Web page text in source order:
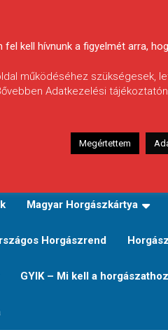
Magyar Horgászkártya
Horgászrend
GYIK – Mi kell a
kell hívnunk a figyelmét arra,
működéséhez szükségesek,
Adatkezelési
Megértettem